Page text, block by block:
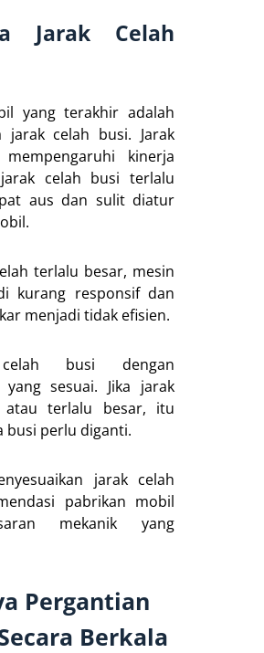
Jarak Celah
yang terakhir adalah
jarak celah busi. Jarak
kinerja
celah busi terlalu
aus dan sulit diatur
terlalu besar, mesin
kurang responsif dan
menjadi tidak efisien.
busi dengan
sesuai. Jika jarak
atau terlalu besar, itu
busi perlu diganti.
jarak celah
pabrikan mobil
mekanik yang
Pergantian
Berkala